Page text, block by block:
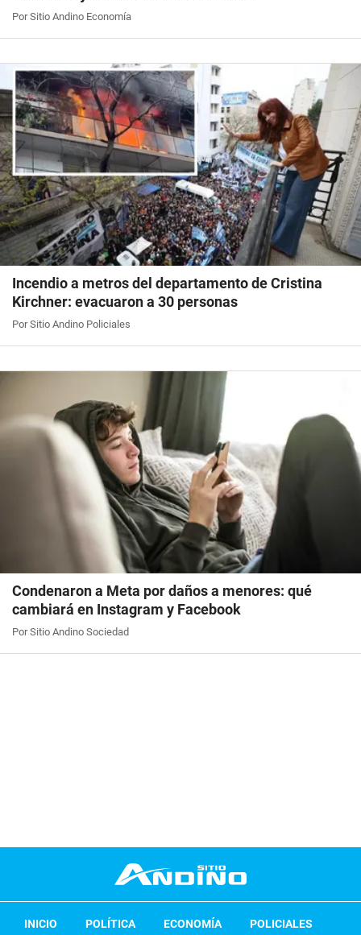
Por Sitio Andino Economía
Incendio a metros del departamento de Cristina
Kirchner: evacuaron a 30 personas
Por Sitio Andino Policiales
Condenaron a Meta por daños a menores: qué
cambiará en Instagram y Facebook
Por Sitio Andino Sociedad
INICIO POLÍTICA ECONOMÍA POLICIALES